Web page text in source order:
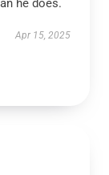
he does.
Apr 15, 2025